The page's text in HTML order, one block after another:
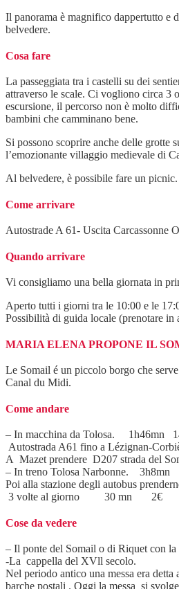
Il panorama è magnifico dappertutto e
belvedere.
Cosa fare
La passeggiata tra i castelli su dei
attraverso le scale. Ci vogliono circa 3
escursione, il percorso non è molto
bambini che camminano bene.
Si possono scoprire anche delle grotte
l’emozionante villaggio medievale di
Al belvedere, è possibile fare un picnic.
Come arrivare
Autostrade A 61- Uscita Carcassonne
Quando arrivare
Vi consigliamo una bella giornata in
Aperto tutti i giorni tra le 10:00 e le
Possibilità di guida locale (prenotare in
MARIA ELENA PROPONE IL
Le Somail é un piccolo borgo che
Canal du Midi.
Come andare
– In macchina da Tolosa. 1h46mn
Autostrada A61 fino a Lézignan-
A Mazet prendere D207 strada del
– In treno Tolosa Narbonne.
Poi alla stazione degli autobus
3 volte al giorno 30 mn 2€
Cose da vedere
– Il ponte del Somail o di Riquet con la
-La cappella del XVll secolo.
Nel periodo antico una messa era detta
barche postali . Oggi la messa si